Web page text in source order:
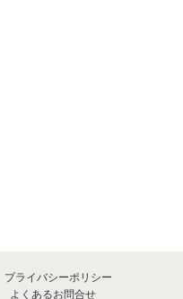
プライバシーポリシー
よくあるお問合せ